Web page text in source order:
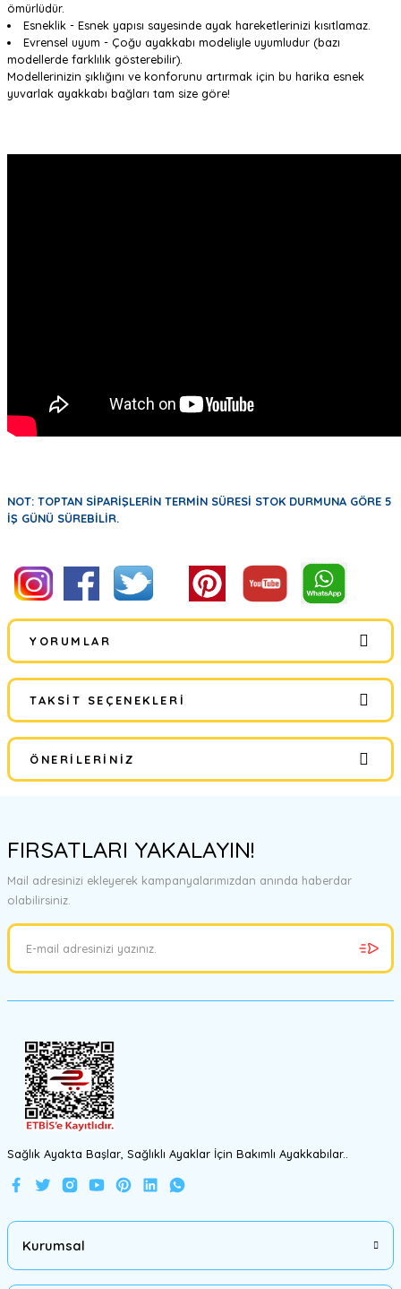
ömürlüdür.
Esneklik - Esnek yapısı sayesinde ayak hareketlerinizi kısıtlamaz.
Evrensel uyum - Çoğu ayakkabı modeliyle uyumludur (bazı
modellerde farklılık gösterebilir).
Modellerinizin şıklığını ve konforunu artırmak için bu harika esnek
yuvarlak ayakkabı bağları tam size göre!
NOT: TOPTAN SİPARİŞLERİN TERMİN SÜRESİ STOK DURMUNA GÖRE 5
İŞ GÜNÜ SÜREBİLİR.
YORUMLAR
Bu ürüne ilk yorumu siz yapın!
Yorum Yaz
TAKSIT SEÇENEKLERI
ÖNERILERINIZ
tarafımıza iletebilirsiniz.
Görüş ve önerileriniz için teşekkür ederiz.
Ürün resmi kalitesiz, bozuk veya görüntülenemiyor.
Ürün bilgilerinde hatalar bulunuyor.
FIRSATLARI YAKALAYIN!
Mail adresinizi ekleyerek kampanyalarımızdan anında haberdar
olabilirsiniz.
Sağlık Ayakta Başlar, Sağlıklı Ayaklar İçin Bakımlı Ayakkabılar..
Kurumsal